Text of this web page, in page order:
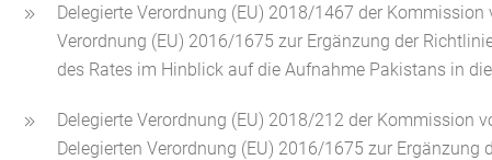
Delegierte Verordnung (EU) 2018/1467 der
Verordnung (EU) 2016/1675 zur Ergänzung der
des Rates im Hinblick auf die Aufnahme Pakistans in
Delegierte Verordnung (EU) 2018/212 der Kommission
Delegierten Verordnung (EU) 2016/1675 zur